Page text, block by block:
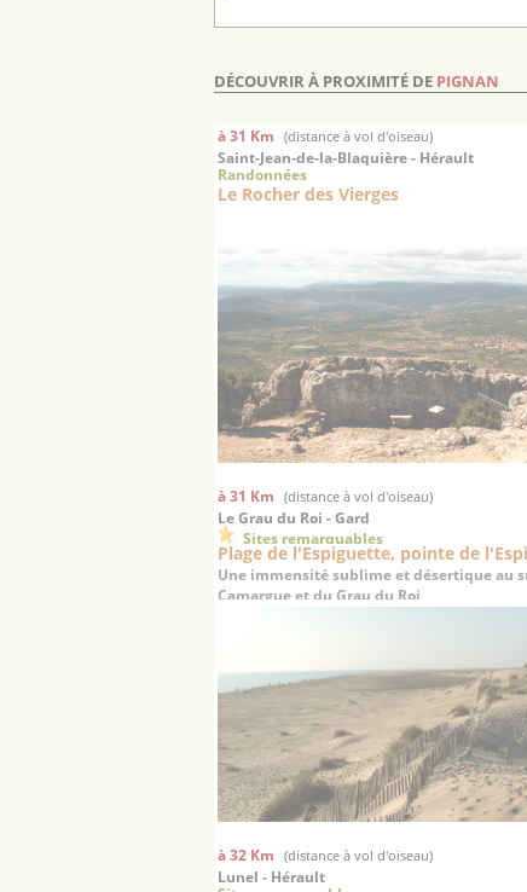
DÉCOUVRIR À PROXIMITÉ DE PIGNAN
à 31 Km
(distance à vol d'oiseau)
Saint-Jean-de-la-Blaquière - Hérault
Randonnées
Le Rocher des Vierges
à 31 Km (distance à vol d'oiseau)
Le Grau du Roi - Gard
Sites remarquables
Plage de l'Espiguette, pointe de
Une immensité sublime et désertique au
Camargue et du Grau du Roi
à 32 Km (distance à vol d'oiseau)
Lunel - Hérault